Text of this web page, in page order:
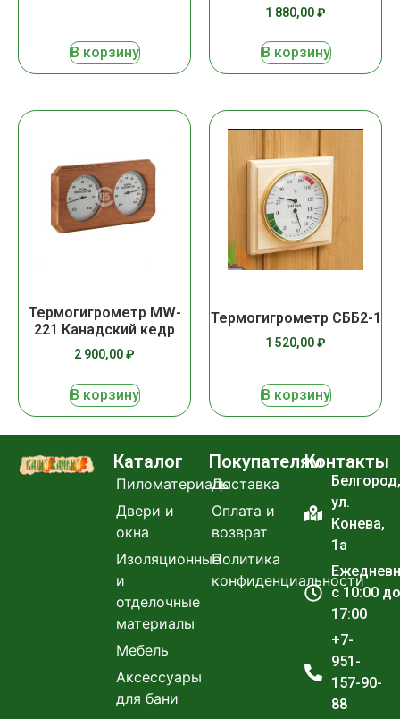
В корзину
1 880,00₽
В корзину
Термогигрометр MW-
221 Канадский кедр
2 900,00₽
В корзину
Термогигрометр СББ2-1
1 520,00₽
В корзину
Каталог
Пиломатериалы
Двери и
окна
Изоляционные
и
отделочные
материалы
Мебель
Аксессуары
для бани
Покупателям
Доставка
Оплата и
возврат
Политика
конфиденциальности
Контакты
Белгород,
ул.
Конева,
1а
с 10:00 до
17:00
+7-
951-
157-90-
88